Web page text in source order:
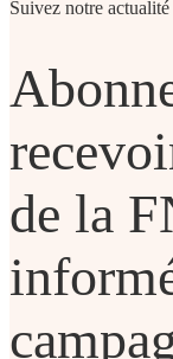
Suivez notre actualité
de la